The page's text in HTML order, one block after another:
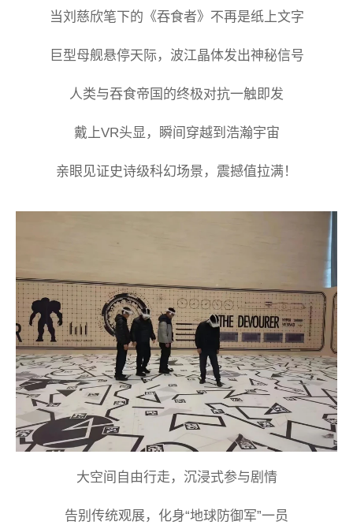
当刘慈欣笔下的《吞食者》不再是纸上文字
巨型母舰悬停天际，波江晶体发出神秘信号
人类与吞食帝国的终极对抗一触即发
戴上VR头显，瞬间穿越到浩瀚宇宙
亲眼见证史诗级科幻场景，震撼值拉满！
大空间自由行走，沉浸式参与剧情
告别传统观展，化身“地球防御军”一员